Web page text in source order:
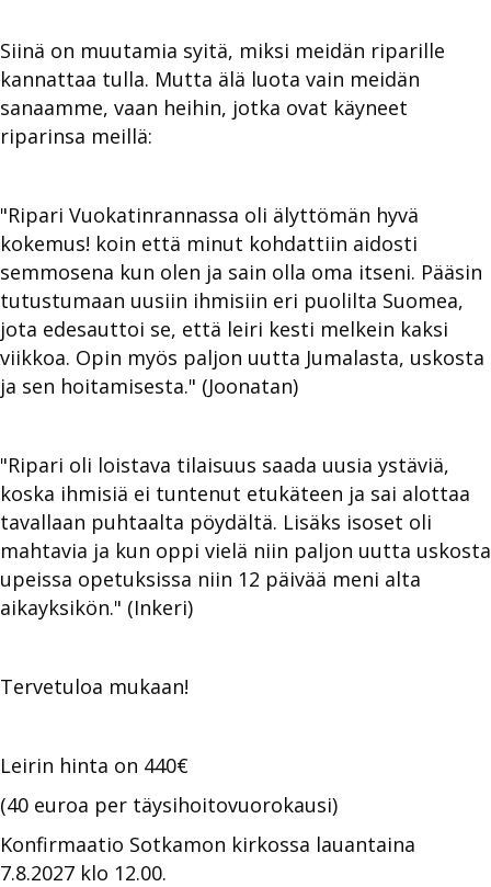
Siinä on muutamia syitä, miksi meidän riparille
kannattaa tulla. Mutta älä luota vain meidän
sanaamme, vaan heihin, jotka ovat käyneet
riparinsa meillä:
"Ripari Vuokatinrannassa oli älyttömän hyvä
kokemus! koin että minut kohdattiin aidosti
semmosena kun olen ja sain olla oma itseni. Pääsin
tutustumaan uusiin ihmisiin eri puolilta Suomea,
jota edesauttoi se, että leiri kesti melkein kaksi
viikkoa. Opin myös paljon uutta Jumalasta, uskosta
ja sen hoitamisesta." (Joonatan)
"Ripari oli loistava tilaisuus saada uusia ystäviä,
koska ihmisiä ei tuntenut etukäteen ja sai alottaa
tavallaan puhtaalta pöydältä. Lisäks isoset oli
mahtavia ja kun oppi vielä niin paljon uutta uskosta
upeissa opetuksissa niin 12 päivää meni alta
aikayksikön." (Inkeri)
Tervetuloa mukaan!
Leirin hinta on 440€
(40 euroa per täysihoitovuorokausi)
Konfirmaatio Sotkamon kirkossa lauantaina
7.8.2027 klo 12.00.